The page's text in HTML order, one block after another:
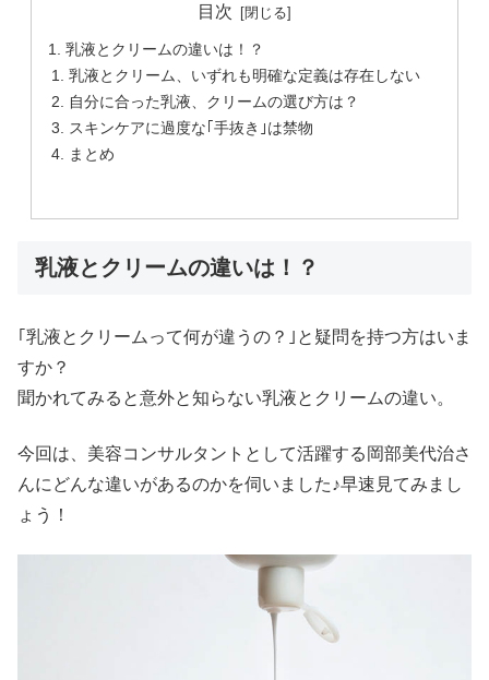
目次
乳液とクリームの違いは！？
乳液とクリーム、いずれも明確な定義は存在しない
自分に合った乳液、クリームの選び方は？
スキンケアに過度な｢手抜き｣は禁物
まとめ
乳液とクリームの違いは！？
｢乳液とクリームって何が違うの？｣と疑問を持つ方はいま
すか？
聞かれてみると意外と知らない乳液とクリームの違い。
今回は、美容コンサルタントとして活躍する岡部美代治さ
んにどんな違いがあるのかを伺いました♪早速見てみまし
ょう！